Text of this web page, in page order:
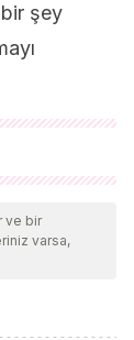
şey
bibliyografisi
ve bir
varsa,